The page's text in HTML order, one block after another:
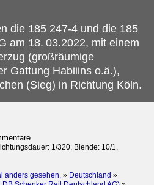
die 185 247-4 und die 185
am 18. 03.2022, mit einem
(großräumige
Gattung Habiiins o.ä.),
(Sieg) in Richtung Köln.
1/320, Blende: 10/1,
anders gesehen. » Deutschland »